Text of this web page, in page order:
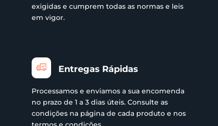
exigidas e cumprem todas as normas e leis
em vigor.
Entregas Rápidas
Processamos e enviamos a sua encomenda
no prazo de 1 a 3 dias úteis. Consulte as
condições na página de cada produto e nos